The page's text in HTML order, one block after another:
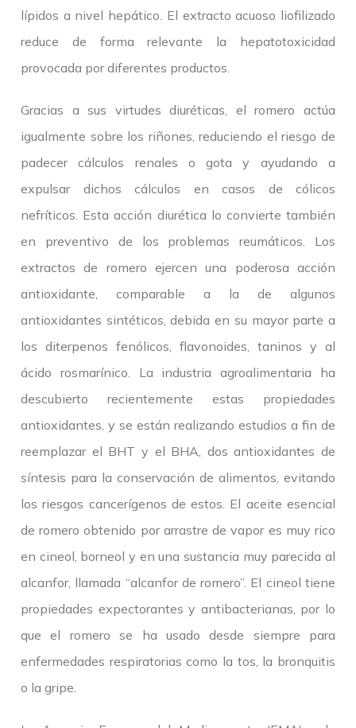
lípidos a nivel hepático. El extracto acuoso liofilizado
reduce de forma relevante la hepatotoxicidad
provocada por diferentes productos.
Gracias a sus virtudes diuréticas, el romero actúa
igualmente sobre los riñones, reduciendo el riesgo de
padecer cálculos renales o gota y ayudando a
expulsar dichos cálculos en casos de cólicos
nefríticos. Esta acción diurética lo convierte también
en preventivo de los problemas reumáticos. Los
extractos de romero ejercen una poderosa acción
antioxidante, comparable a la de algunos
antioxidantes sintéticos, debida en su mayor parte a
los diterpenos fenólicos, flavonoides, taninos y al
ácido rosmarínico. La industria agroalimentaria ha
descubierto recientemente estas propiedades
antioxidantes, y se están realizando estudios a fin de
reemplazar el BHT y el BHA, dos antioxidantes de
síntesis para la conservación de alimentos, evitando
los riesgos cancerígenos de estos. El aceite esencial
de romero obtenido por arrastre de vapor es muy rico
en cineol, borneol y en una sustancia muy parecida al
alcanfor, llamada “alcanfor de romero”. El cineol tiene
propiedades expectorantes y antibacterianas, por lo
que el romero se ha usado desde siempre para
enfermedades respiratorias como la tos, la bronquitis
o la gripe.